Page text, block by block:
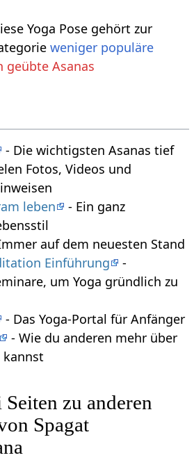
Yoga Pose gehört zur
weniger populäre
geübte Asanas
- Die wichtigsten Asanas tief
Fotos, Videos und
leben
- Ein ganz
auf dem neuesten Stand
Einführung
-
um Yoga gründlich zu
- Das Yoga-Portal für Anfänger
- Wie du anderen mehr über
kannst
zu anderen
Spagat